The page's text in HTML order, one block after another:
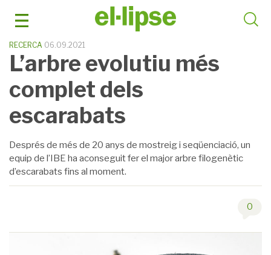
RECERCA 06.09.2021
L’arbre evolutiu més
complet dels
escarabats
Després de més de 20 anys de mostreig i seqüenciació, un
equip de l’IBE ha aconseguit fer el major arbre filogenètic
d’escarabats fins al moment.
0